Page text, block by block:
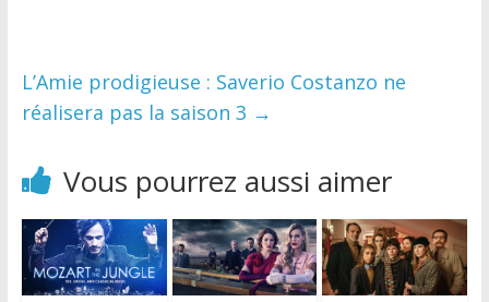
L’Amie prodigieuse : Saverio Costanzo ne
réalisera pas la saison 3 →
Vous pourrez aussi aimer